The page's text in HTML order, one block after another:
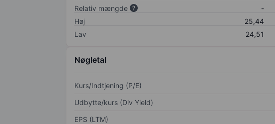
Relativ mængde
-
Høj
25,44
Lav
24,51
Nøgletal
Kurs/Indtjening (P/E)
Udbytte/kurs (Div Yield)
EPS (LTM)